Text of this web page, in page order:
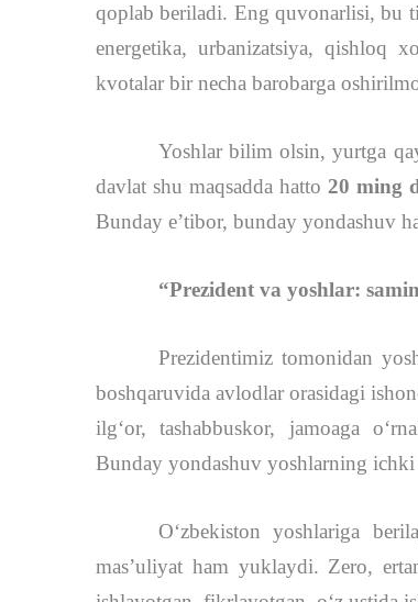
qoplab beriladi. Eng quvonarlisi, bu
energetika, urbanizatsiya, qishloq
kvotalar bir necha barobarga
Yoshlar bilim olsin, yurtga
davlat shu maqsadda hatto 20 ming
Bunday e’tibor, bunday yondashuv
“Prezident va yoshlar:
Prezidentimiz tomonidan
boshqaruvida avlodlar orasidagi
ilg‘or, tashabbuskor, jamoaga
Bunday yondashuv yoshlarning
O‘zbekiston yoshlariga
mas’uliyat ham yuklaydi. Zero,